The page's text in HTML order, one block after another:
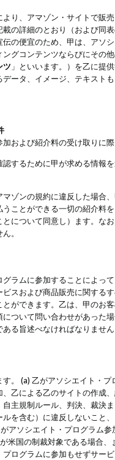
り、アマゾン・サイトで販
載の詳細のとおり（および同
の便宜のため、甲は、アソ
グコンテンツならびにその
ツ 」といいます。）を乙に提
ータ、イメージ、テキス
および紹介料の受け取りに
するために甲が求める情報
ゾンの規約に違反した場合
ことができる一切の紹介料
について同意し）ます。な
。
ラムに参加することによっ
スおよび商品販売に関する
ができます。乙は、甲のお
ついて問い合わせがあった
る旨述べなければなりませ
。 (a) 乙がアソシエイト・
乙による乙のサイトの作成
主規制ルール、判決、裁決
を含む）に違反しないこと
アソシエイト・プログラム
米国の制裁対象である場合
ログラムに参加もせずサー